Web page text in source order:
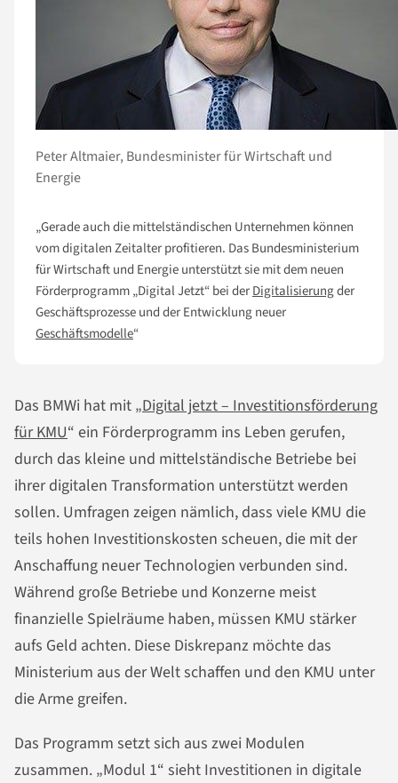
Peter Altmaier, Bundesminister für Wirtschaft und
Energie
„Gerade auch die mittelständischen Unternehmen können
vom digitalen Zeitalter profitieren. Das Bundesministerium
für Wirtschaft und Energie unterstützt sie mit dem neuen
Förderprogramm „Digital Jetzt“ bei derDigitalisierungder
Geschäftsprozesse und der Entwicklung neuer
Geschäftsmodelle“
Das BMWi hat mit „Digital jetzt – Investitionsförderung
für KMU“ ein Förderprogramm ins Leben gerufen,
durch das kleine und mittelständische Betriebe bei
ihrer digitalen Transformation unterstützt werden
sollen. Umfragen zeigen nämlich, dass viele KMU die
teils hohen Investitionskosten scheuen, die mit der
Anschaffung neuer Technologien verbunden sind.
Während große Betriebe und Konzerne meist
finanzielle Spielräume haben, müssen KMU stärker
aufs Geld achten. Diese Diskrepanz möchte das
Ministerium aus der Welt schaffen und den KMU unter
die Arme greifen.
Das Programm setzt sich aus zwei Modulen
zusammen. „Modul 1“ sieht Investitionen in digitale